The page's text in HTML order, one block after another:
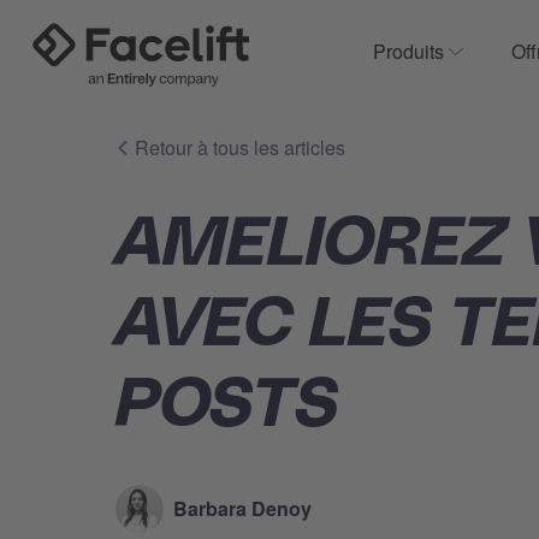
Produits Show
Retour à tous les articles
AMELIOREZ
AVEC LES
POSTS
Barbara Denoy